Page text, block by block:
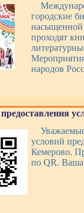
городские
насыщенной
проходят
народов
условий
Кемерово.
по QR. Ваша